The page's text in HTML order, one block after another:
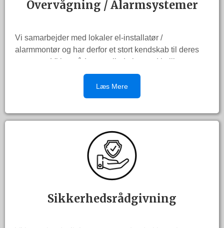
Overvågning / Alarmsystemer
Vi samarbejder med lokaler el-installatør /
alarmmontør og har derfor et stort kendskab til deres
systemer. Vi kan råde og vejlede jer med hvilket
produkt der passer til jeres virksomhed.
Kontakt os gerne for et møde hvor vi gennemgår jeres
Læs Mere
Sikkerhedsrådgivning